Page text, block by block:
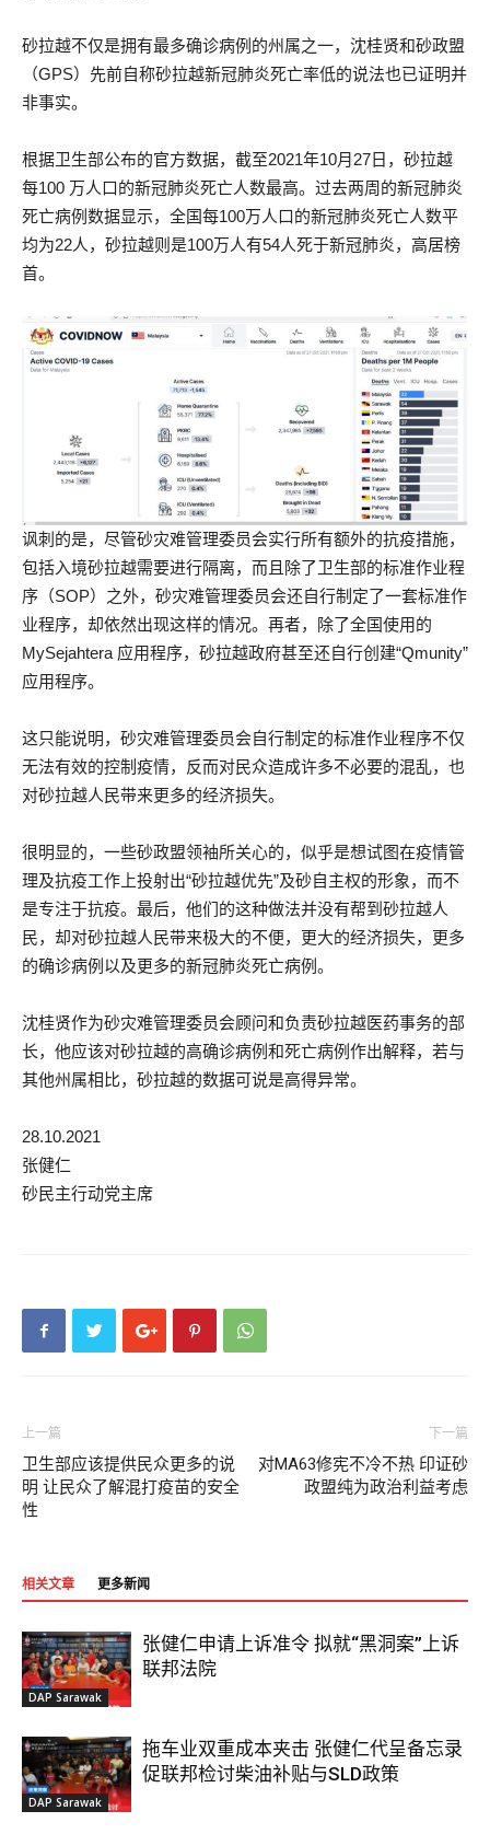
砂拉越不仅是拥有最多确诊病例的州属之一，沈桂贤和砂政盟
（GPS）先前自称砂拉越新冠肺炎死亡率低的说法也已证明并
非事实。
根据卫生部公布的官方数据，截至2021年10月27日，砂拉越
每100 万人口的新冠肺炎死亡人数最高。过去两周的新冠肺炎
死亡病例数据显示，全国每100万人口的新冠肺炎死亡人数平
均为22人，砂拉越则是100万人有54人死于新冠肺炎，高居榜
首。
讽刺的是，尽管砂灾难管理委员会实行所有额外的抗疫措施，
包括入境砂拉越需要进行隔离，而且除了卫生部的标准作业程
序（SOP）之外，砂灾难管理委员会还自行制定了一套标准作
业程序，却依然出现这样的情况。再者，除了全国使用的
MySejahtera 应用程序，砂拉越政府甚至还自行创建“Qmunity”
应用程序。
这只能说明，砂灾难管理委员会自行制定的标准作业程序不仅
无法有效的控制疫情，反而对民众造成许多不必要的混乱，也
对砂拉越人民带来更多的经济损失。
很明显的，一些砂政盟领袖所关心的，似乎是想试图在疫情管
理及抗疫工作上投射出“砂拉越优先”及砂自主权的形象，而不
是专注于抗疫。最后，他们的这种做法并没有帮到砂拉越人
民，却对砂拉越人民带来极大的不便，更大的经济损失，更多
的确诊病例以及更多的新冠肺炎死亡病例。
沈桂贤作为砂灾难管理委员会顾问和负责砂拉越医药事务的部
长，他应该对砂拉越的高确诊病例和死亡病例作出解释，若与
其他州属相比，砂拉越的数据可说是高得异常。
28.10.2021
张健仁
砂民主行动党主席
上一篇
卫生部应该提供民众更多的说
明 让民众了解混打疫苗的安全
性
下一篇
对MA63修宪不冷不热 印证砂
政盟纯为政治利益考虑
相关文章 更多新闻
DAP Sarawak
张健仁申请上诉准令 拟就“黑洞案”上诉
联邦法院
DAP Sarawak
拖车业双重成本夹击 张健仁代呈备忘录
促联邦检讨柴油补贴与SLD政策